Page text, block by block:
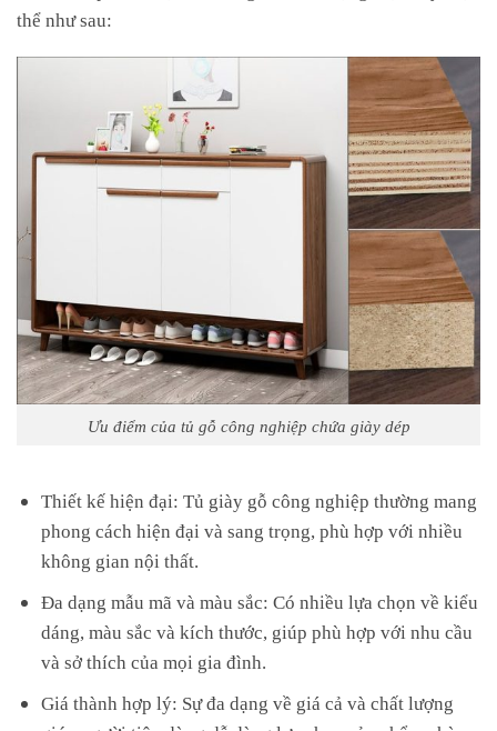
thể như sau:
Ưu điểm của tủ gỗ công nghiệp chứa giày dép
Thiết kế hiện đại: Tủ giày gỗ công nghiệp thường mang
phong cách hiện đại và sang trọng, phù hợp với nhiều
không gian nội thất.
Đa dạng mẫu mã và màu sắc: Có nhiều lựa chọn về kiểu
dáng, màu sắc và kích thước, giúp phù hợp với nhu cầu
và sở thích của mọi gia đình.
Giá thành hợp lý: Sự đa dạng về giá cả và chất lượng